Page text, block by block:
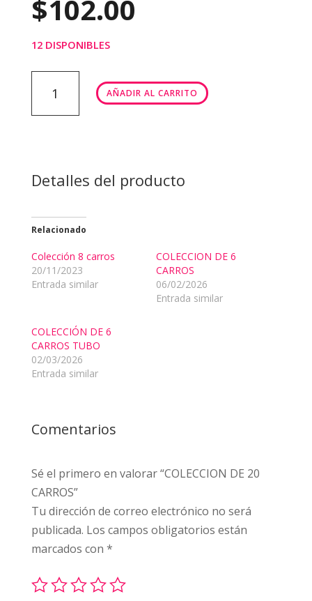
$102.00
12 DISPONIBLES
20
AÑADIR AL CARRITO
Detalles del producto
Relacionado
Colección 8 carros
20/11/2023
Entrada similar
COLECCION DE 6
CARROS
06/02/2026
Entrada similar
COLECCIÓN DE 6
CARROS TUBO
02/03/2026
Entrada similar
Comentarios
Sé el primero en valorar “COLECCION DE 20
CARROS”
Tu dirección de correo electrónico no será
publicada. Los campos obligatorios están
marcados con *